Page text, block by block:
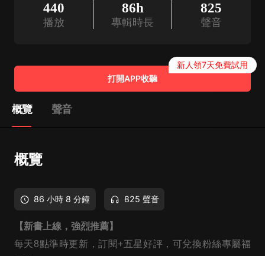
440
播放
86h
專輯時長
825
聲音
打開APP收聽
新人領7天免費試用
概覽 聲音
概覽
86 小時 8 分鐘 825 聲音
【新書上線，強烈推薦】
每天8點準時更新，訂閱+五星好評，可兌換粉絲專屬福